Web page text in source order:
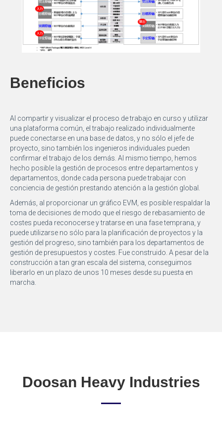
Beneficios
Al compartir y visualizar el proceso de trabajo en curso y utilizar
una plataforma común, el trabajo realizado individualmente
puede conectarse en una base de datos, y no sólo el jefe de
proyecto, sino también los ingenieros individuales pueden
confirmar el trabajo de los demás. Al mismo tiempo, hemos
hecho posible la gestión de procesos entre departamentos y
departamentos, donde cada persona puede trabajar con
conciencia de gestión prestando atención a la gestión global.
Además, al proporcionar un gráfico EVM, es posible respaldar la
toma de decisiones de modo que el riesgo de rebasamiento de
costes pueda reconocerse y tratarse en una fase temprana, y
puede utilizarse no sólo para la planificación de proyectos y la
gestión del progreso, sino también para los departamentos de
gestión de presupuestos y costes. Fue construido. A pesar de la
construcción a tan gran escala del sistema, conseguimos
liberarlo en un plazo de unos 10 meses desde su puesta en
marcha.
Doosan Heavy Industries